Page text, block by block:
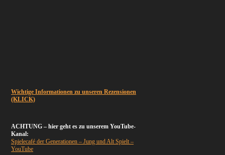
Wichtige Informationen zu unseren Rezensionen
(KLICK)
ACHTUNG – hier geht es zu unserem YouTube-
Kanal:
Spielecafé der Generationen – Jung und Alt Spielt –
YouTube